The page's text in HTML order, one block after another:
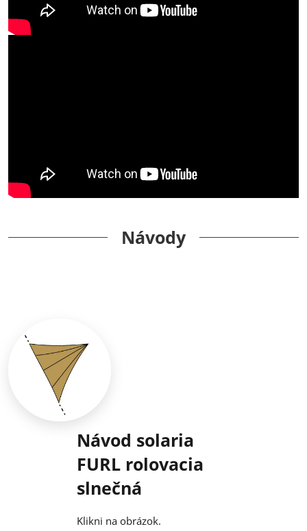
Návody
Návod solaria
FURL rolovacia
slnečná
Klikni na obrázok.